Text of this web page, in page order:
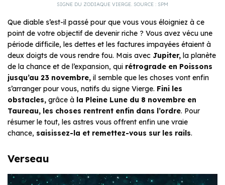
SIGNE DU ZODIAQUE VIERGE. SOURCE : SPM
Que diable s’est-il passé pour que vous vous éloigniez à ce
point de votre objectif de devenir riche ? Vous avez vécu une
période difficile, les dettes et les factures impayées étaient à
deux doigts de vous rendre fou. Mais avec Jupiter, la planète
de la chance et de l’expansion, qui rétrograde en Poissons
jusqu’au 23 novembre, il semble que les choses vont enfin
s’arranger pour vous, natifs du signe Vierge. Fini les
obstacles, grâce à la Pleine Lune du 8 novembre en
Taureau, les choses rentrent enfin dans l’ordre. Pour
résumer le tout, les astres vous offrent enfin une vraie
chance, saisissez-la et remettez-vous sur les rails.
Verseau